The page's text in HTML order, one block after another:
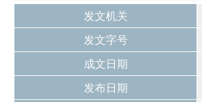
发文机关
发文字号
成文日期
发布日期